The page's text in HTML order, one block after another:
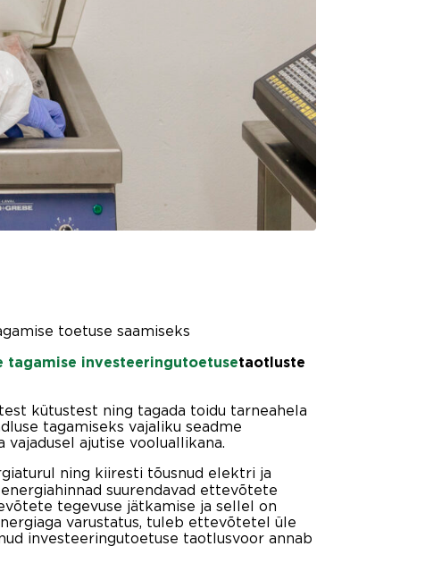
toetuse saamiseks
tagamise investeeringutoetusetaotluste
kütustest ning tagada toidu tarneahela
tagamiseks vajaliku seadme
ajutise vooluallikana.
ning kiiresti tõusnud elektri ja
suurendavad ettevõtete
tegevuse jätkamise ja sellel on
varustatus, tuleb ettevõtetel üle
investeeringutoetuse taotlusvoor annab